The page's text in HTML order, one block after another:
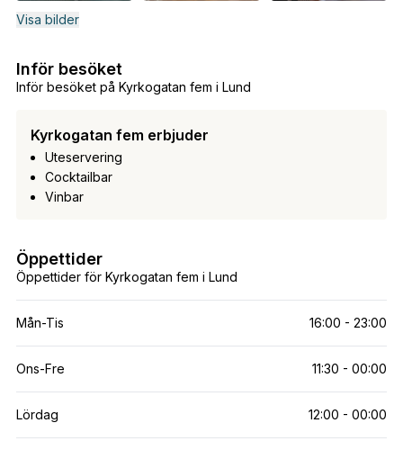
Visa bilder
Inför besöket på Kyrkogatan fem i Lund
Inför besöket
Kyrkogatan fem erbjuder
Uteservering
Cocktailbar
Vinbar
Öppettider för Kyrkogatan fem i Lund
Öppettider
Mån-Tis 16:00 - 23:00
Ons-Fre 11:30 - 00:00
Lördag 12:00 - 00:00